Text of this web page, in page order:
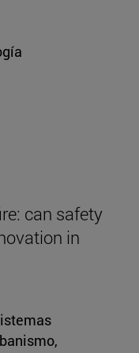
can safety
in